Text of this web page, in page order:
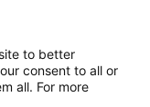
to better
consent to all or
all. For more